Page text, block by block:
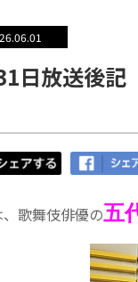
日放送後記
歌舞伎俳優の五